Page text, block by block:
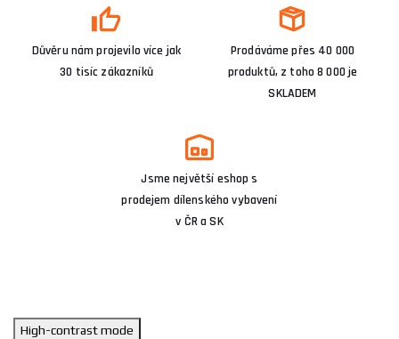
Důvěru nám projevilo více jak
30 tisíc zákazníků
Prodáváme přes 40 000
produktů, z toho 8 000 je
SKLADEM
Jsme největší eshop s
prodejem dílenského vybavení
v ČR a SK
High-contrast mode